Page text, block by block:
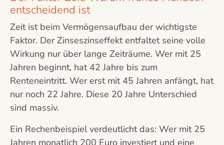
entscheidend ist
Zeit ist beim Vermögensaufbau der wichtigste
Faktor. Der Zinseszinseffekt entfaltet seine volle
Wirkung nur über lange Zeiträume. Wer mit 25
Jahren beginnt, hat 42 Jahre bis zum
Renteneintritt. Wer erst mit 45 Jahren anfängt, hat
nur noch 22 Jahre. Diese 20 Jahre Unterschied
sind massiv.
Ein Rechenbeispiel verdeutlicht das: Wer mit 25
Jahren monatlich 200 Euro investiert und eine